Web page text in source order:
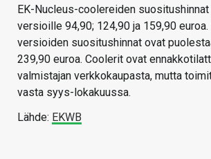
EK-Nucleus-coolereiden
versioille 94,90; 124,90 ja 159,90
versioiden suositushinnat ovat
239,90 euroa. Coolerit ovat
valmistajan verkkokaupasta, mutta
vasta syys-lokakuussa.
Lähde: EKWB